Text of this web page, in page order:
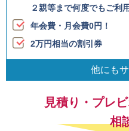
２親等まで何度でもご利
年会費・月会費0円！
2万円相当の割引券
他にも
見積り・プレ
相